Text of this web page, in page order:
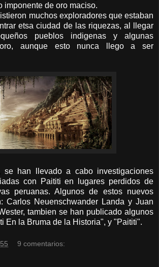
imponente de oro maciso.
muchos exploradores que estaban
etsa ciudad de las riquezas, al llegar
pueblos indigenas y algunas
aunque esto nunca llego a ser
se han llevado a cabo investigaciones
con Paititi en lugares perdidos de
peruanas. Algunos de estos nuevos
Carlos Neuenschwander Landa y Juan
tambien se han publicado algunos
En la Bruma de la Historia", y "Paititi".
9 comentarios: